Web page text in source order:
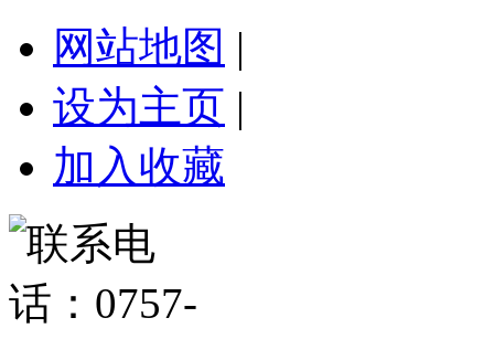
网站地图 |
设为主页 |
加入收藏